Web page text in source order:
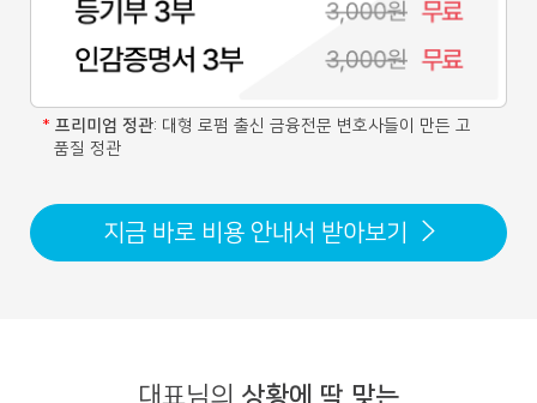
프리미엄 정관: 대형 로펌 출신 금융전문 변호사들이 만든 고
품질 정관
지금 바로 비용 안내서 받아보기
대표님의 상황에 딱 맞는